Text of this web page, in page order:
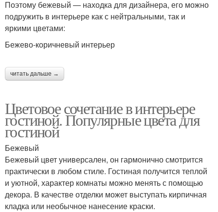
Поэтому бежевый — находка для дизайнера, его можно
подружить в интерьере как с нейтральными, так и
яркими цветами:
Бежево-коричневый интерьер
читать дальше →
Цветовое сочетание в интерьере
гостиной. Популярные цвета для
гостиной
Бежевый
Бежевый цвет универсален, он гармонично смотрится
практически в любом стиле. Гостиная получится теплой
и уютной, характер комнаты можно менять с помощью
декора. В качестве отделки может выступать кирпичная
кладка или необычное нанесение краски.